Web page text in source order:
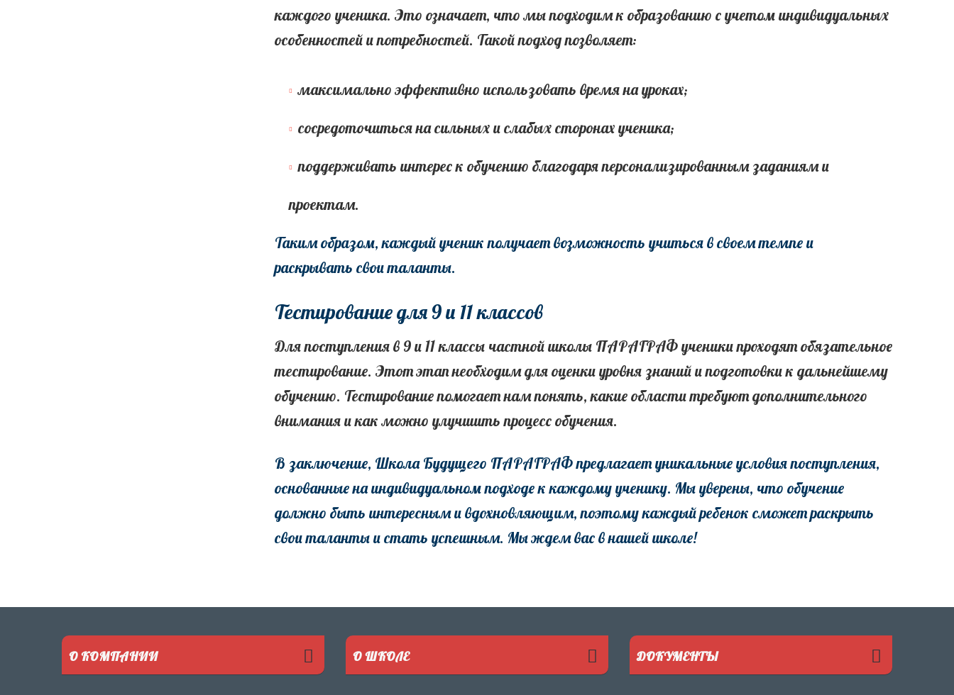
каждого ученика. Это означает, что мы подходим к образованию с учетом индивидуальных
особенностей и потребностей. Такой подход позволяет:
максимально эффективно использовать время на уроках;
сосредоточиться на сильных и слабых сторонах ученика;
поддерживать интерес к обучению благодаря персонализированным заданиям и
проектам.
Таким образом, каждый ученик получает возможность учиться в своем темпе и
раскрывать свои таланты.
Тестирование для 9 и 11 классов
Для поступления в 9 и 11 классы частной школы ПАРАГРАФ ученики проходят обязательное
тестирование. Этот этап необходим для оценки уровня знаний и подготовки к дальнейшему
обучению. Тестирование помогает нам понять, какие области требуют дополнительного
внимания и как можно улучшить процесс обучения.
В заключение, Школа Будущего ПАРАГРАФ предлагает уникальные условия поступления,
основанные на индивидуальном подходе к каждому ученику. Мы уверены, что обучение
должно быть интересным и вдохновляющим, поэтому каждый ребенок сможет раскрыть
свои таланты и стать успешным. Мы ждем вас в нашей школе!
О КОМПАНИИ О ШКОЛЕ ДОКУМЕНТЫ